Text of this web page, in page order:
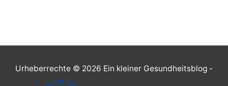
Urheberrechte © 2026 Ein kleiner Gesundheitsblog -